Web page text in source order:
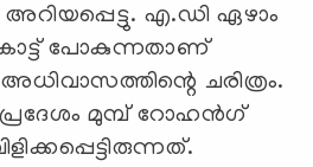
എ.ഡി ഏഴാം
പോകുന്നതാണ്
ചരിത്രം.
മുമ്പ് റോഹന്‍ഗ്